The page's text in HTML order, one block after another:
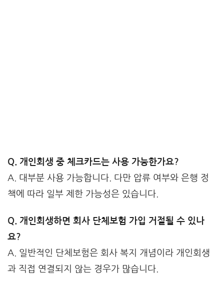
Q. 개인회생 중 체크카드는 사용 가능한가요?
A. 대부분 사용 가능합니다. 다만 압류 여부와 은행 정
책에 따라 일부 제한 가능성은 있습니다.
Q. 개인회생하면 회사 단체보험 가입 거절될 수 있나
요?
A. 일반적인 단체보험은 회사 복지 개념이라 개인회생
과 직접 연결되지 않는 경우가 많습니다.